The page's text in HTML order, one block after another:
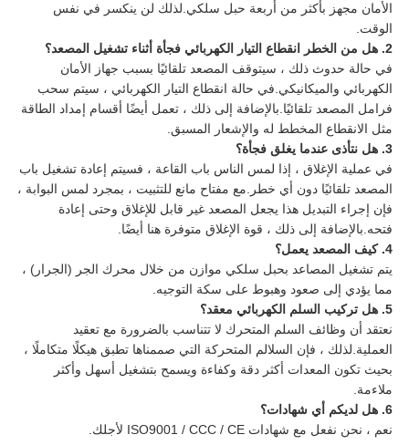
الأمان مجهز بأكثر من أربعة حبل سلكي.لذلك لن ينكسر في نفس
الوقت.
2. هل من الخطر انقطاع التيار الكهربائي فجأة أثناء تشغيل المصعد؟
في حالة حدوث ذلك ، سيتوقف المصعد تلقائيًا بسبب جهاز الأمان
الكهربائي والميكانيكي.في حالة انقطاع التيار الكهربائي ، سيتم سحب
فرامل المصعد تلقائيًا.بالإضافة إلى ذلك ، تعمل أيضًا أقسام إمداد الطاقة
مثل الانقطاع المخطط له والإشعار المسبق.
3. هل نتأذى عندما يغلق فجأة؟
في عملية الإغلاق ، إذا لمس الناس باب القاعة ، فسيتم إعادة تشغيل باب
المصعد تلقائيًا دون أي خطر.مع مفتاح مانع للتثبيت ، بمجرد لمس البوابة ،
فإن إجراء التبديل هذا يجعل المصعد غير قابل للإغلاق وحتى إعادة
فتحه.بالإضافة إلى ذلك ، قوة الإغلاق متوفرة هنا أيضًا.
4. كيف المصعد يعمل؟
يتم تشغيل المصاعد بحبل سلكي موازن من خلال محرك الجر (الجرار) ،
مما يؤدي إلى صعود وهبوط على سكة التوجيه.
5. هل تركيب السلم الكهربائي معقد؟
نعتقد أن وظائف السلم المتحرك لا تتناسب بالضرورة مع تعقيد
العملية.لذلك ، فإن السلالم المتحركة التي صممناها تطبق هيكلًا متكاملًا ،
بحيث تكون المعدات أكثر دقة وكفاءة ويسمح بتشغيل أسهل وأكثر
ملاءمة.
6. هل لديكم أي شهادات؟
نعم ، نحن نفعل مع شهادات ISO9001 / CCC / CE لأجلك.